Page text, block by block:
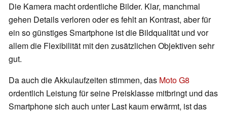
Die Kamera macht ordentliche Bilder. Klar, manchmal
gehen Details verloren oder es fehlt an Kontrast, aber für
ein so günstiges Smartphone ist die Bildqualität und vor
allem die Flexibilität mit den zusätzlichen Objektiven sehr
gut.
Da auch die Akkulaufzeiten stimmen, das Moto G8
ordentlich Leistung für seine Preisklasse mitbringt und das
Smartphone sich auch unter Last kaum erwärmt, ist das